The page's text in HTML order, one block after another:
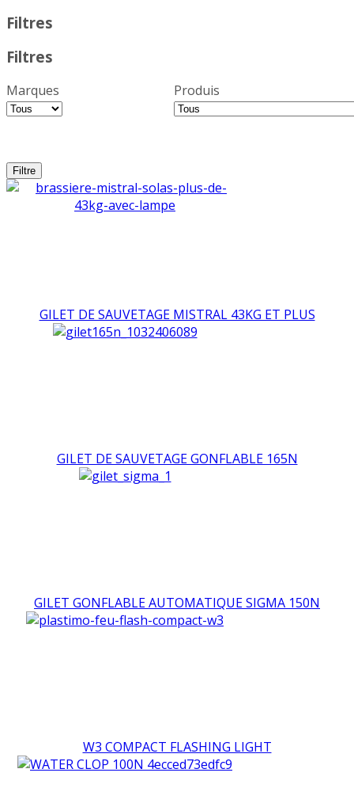
Filtres
Filtres
Marques Produis
GILET DE SAUVETAGE MISTRAL 43KG ET PLUS
GILET DE SAUVETAGE GONFLABLE 165N
GILET GONFLABLE AUTOMATIQUE SIGMA 150N
W3 COMPACT FLASHING LIGHT